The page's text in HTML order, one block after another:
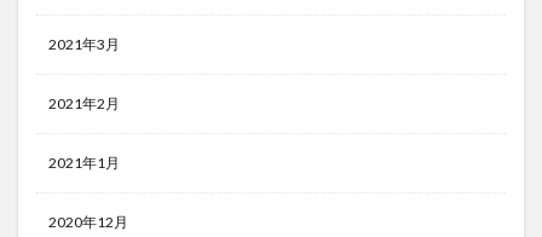
2021年3月
2021年2月
2021年1月
2020年12月